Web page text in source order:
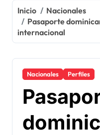
Inicio
Nacionales
Pasaporte
internacional
Nacionales Perfiles